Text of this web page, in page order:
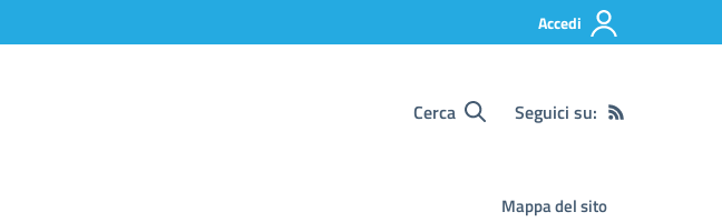
Accedi
Cerca Seguici su:
Mappa del sito